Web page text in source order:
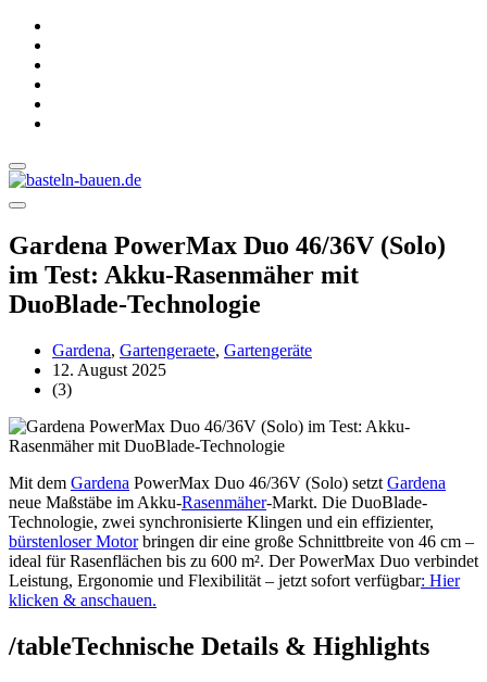
Gardena PowerMax Duo 46/36V (Solo)
im Test: Akku-Rasenmäher mit
DuoBlade-Technologie
Gardena, Gartengeraete, Gartengeräte
12. August 2025
(3)
Mit dem Gardena PowerMax Duo 46/36V (Solo) setzt Gardena
neue Maßstäbe im Akku-Rasenmäher-Markt. Die DuoBlade-
Technologie, zwei synchronisierte Klingen und ein effizienter,
bürstenloser Motorbringen dir eine große Schnittbreite von 46 cm –
ideal für Rasenflächen bis zu 600 m². Der PowerMax Duo verbindet
Leistung, Ergonomie und Flexibilität – jetzt sofort verfügbar: Hier
klicken & anschauen.
/tableTechnische Details & Highlights